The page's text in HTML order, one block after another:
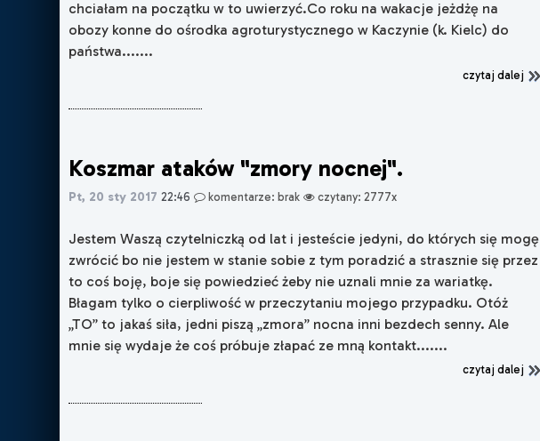
chciałam na początku w to uwierzyć.Co roku na wakacje jeżdżę na
obozy konne do ośrodka agroturystycznego w Kaczynie (k. Kielc) do
państwa.......
czytaj dalej
Koszmar ataków "zmory nocnej".
Pt, 20 sty 2017 22:46 komentarze: brak czytany: 2777x
Jestem Waszą czytelniczką od lat i jesteście jedyni, do których się mogę
zwrócić bo nie jestem w stanie sobie z tym poradzić a strasznie się przez
to coś boję, boje się powiedzieć żeby nie uznali mnie za wariatkę.
Błagam tylko o cierpliwość w przeczytaniu mojego przypadku. Otóż
„TO” to jakaś siła, jedni piszą „zmora” nocna inni bezdech senny. Ale
mnie się wydaje że coś próbuje złapać ze mną kontakt.......
czytaj dalej